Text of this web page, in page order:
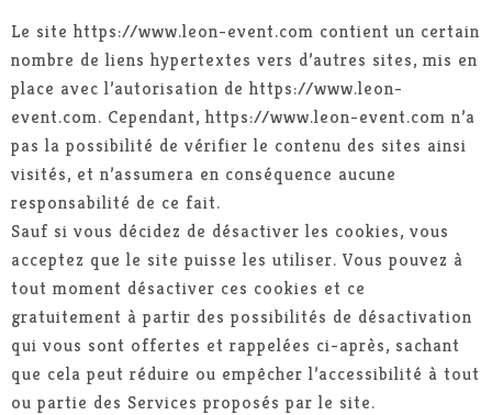
Le site https://www.leon-event.com contient un certain
nombre de liens hypertextes vers d’autres sites, mis en
place avec l’autorisation de https://www.leon-
event.com. Cependant, https://www.leon-event.com n’a
pas la possibilité de vérifier le contenu des sites ainsi
visités, et n’assumera en conséquence aucune
responsabilité de ce fait.
Sauf si vous décidez de désactiver les cookies, vous
acceptez que le site puisse les utiliser. Vous pouvez à
tout moment désactiver ces cookies et ce
gratuitement à partir des possibilités de désactivation
qui vous sont offertes et rappelées ci-après, sachant
que cela peut réduire ou empêcher l’accessibilité à tout
ou partie des Services proposés par le site.